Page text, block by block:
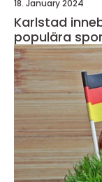
18. January 2024
Karlstad innebandy En
populära